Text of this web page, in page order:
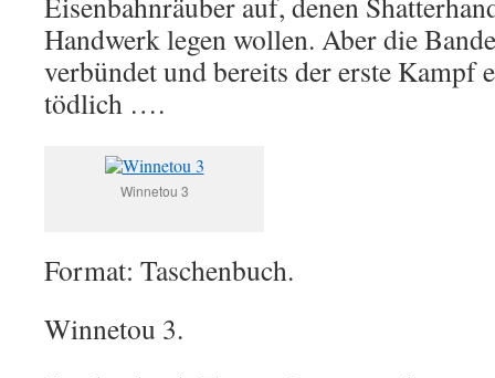
Handwerk legen wollen. Aber die
verbündet und bereits der erste Kampf
tödlich ….
Winnetou 3
Format: Taschenbuch.
Winnetou 3.